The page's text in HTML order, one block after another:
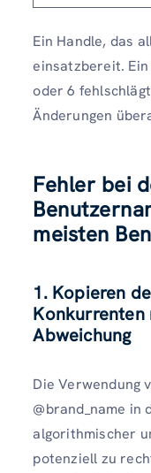
Ein Handle, das
einsatzbereit. Ein
oder 6
Änderungen
Fehler bei
meisten
1. Kopieren
Konkurrenten
Abweichung
Die Verwendung
@brand_name in
algorithmischer
potenziell zu